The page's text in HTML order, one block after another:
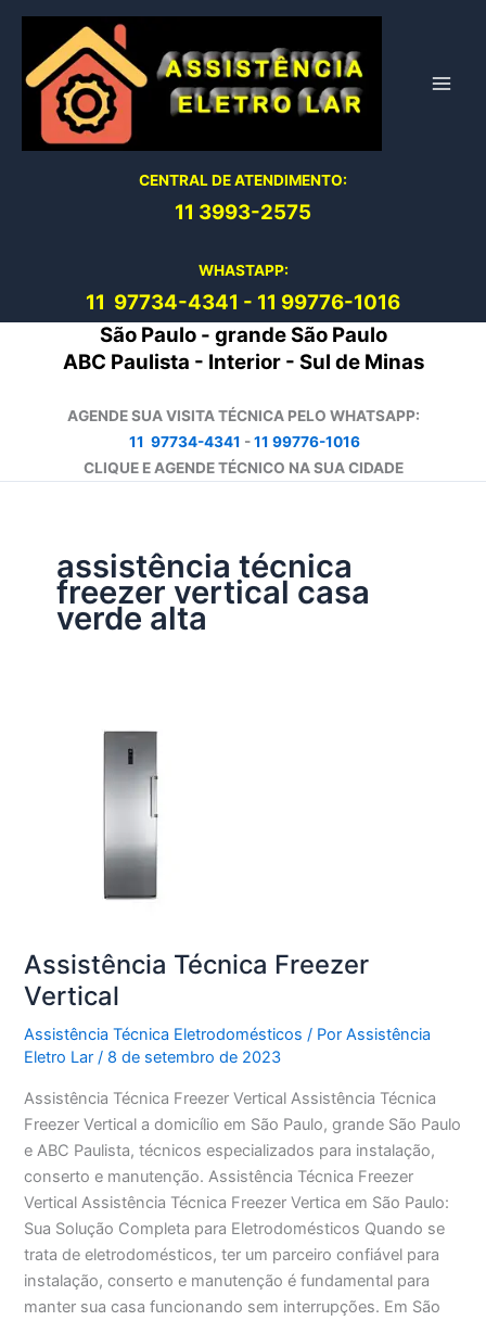
conteúdo
CENTRAL DE ATENDIMENTO:
11 3993-2575
WHASTAPP:
11 97734-4341 - 11 99776-1016
São Paulo - grande São Paulo
ABC Paulista - Interior - Sul de Minas
AGENDE SUA VISITA TÉCNICA PELO WHATSAPP:
11 97734-4341 -11 99776-1016
CLIQUE E AGENDE TÉCNICO NA SUA CIDADE
assistência técnica
freezer vertical casa
verde alta
Assistência Técnica Freezer
Vertical
Assistência Técnica Eletrodomésticos / PorAssistência
Eletro Lar/ 8 de setembro de 2023
Assistência Técnica Freezer Vertical Assistência Técnica
Freezer Vertical a domicílio em São Paulo, grande São Paulo
e ABC Paulista, técnicos especializados para instalação,
conserto e manutenção. Assistência Técnica Freezer
Vertical Assistência Técnica Freezer Vertica em São Paulo:
Sua Solução Completa para Eletrodomésticos Quando se
trata de eletrodomésticos, ter um parceiro confiável para
instalação, conserto e manutenção é fundamental para
manter sua casa funcionando sem interrupções. Em São